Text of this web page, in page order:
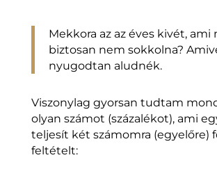
Mekkora az az éves kivét, ami
biztosan nem sokkolna?
nyugodtan aludnék.
Viszonylag gyorsan tudtam
olyan számot (százalékot), ami
teljesít két számomra (egyelőre)
feltételt: